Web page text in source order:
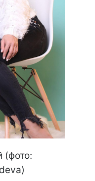
(фото: